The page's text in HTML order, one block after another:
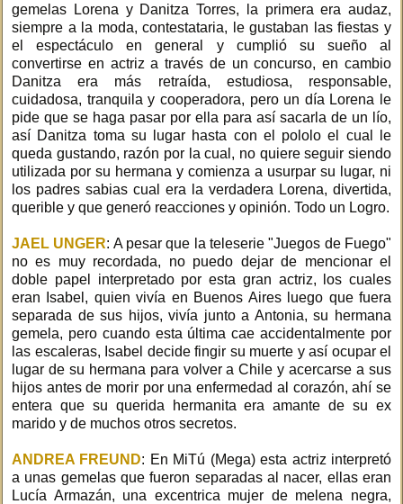
gemelas Lorena y Danitza Torres, la primera era audaz,
siempre a la moda, contestataria, le gustaban las fiestas y
el espectáculo en general y cumplió su sueño al
convertirse en actriz a través de un concurso, en cambio
Danitza era más retraída, estudiosa, responsable,
cuidadosa, tranquila y cooperadora, pero un día Lorena le
pide que se haga pasar por ella para así sacarla de un lío,
así Danitza toma su lugar hasta con el pololo el cual le
queda gustando, razón por la cual, no quiere seguir siendo
utilizada por su hermana y comienza a usurpar su lugar, ni
los padres sabias cual era la verdadera Lorena, divertida,
querible y que generó reacciones y opinión. Todo un Logro.
JAEL UNGER: A pesar que la teleserie "Juegos de Fuego"
no es muy recordada, no puedo dejar de mencionar el
doble papel interpretado por esta gran actriz, los cuales
eran Isabel, quien vivía en Buenos Aires luego que fuera
separada de sus hijos, vivía junto a Antonia, su hermana
gemela, pero cuando esta última cae accidentalmente por
las escaleras, Isabel decide fingir su muerte y así ocupar el
lugar de su hermana para volver a Chile y acercarse a sus
hijos antes de morir por una enfermedad al corazón, ahí se
entera que su querida hermanita era amante de su ex
marido y de muchos otros secretos.
ANDREA FREUND: En MiTú (Mega) esta actriz interpretó
a unas gemelas que fueron separadas al nacer, ellas eran
Lucía Armazán, una excentrica mujer de melena negra,